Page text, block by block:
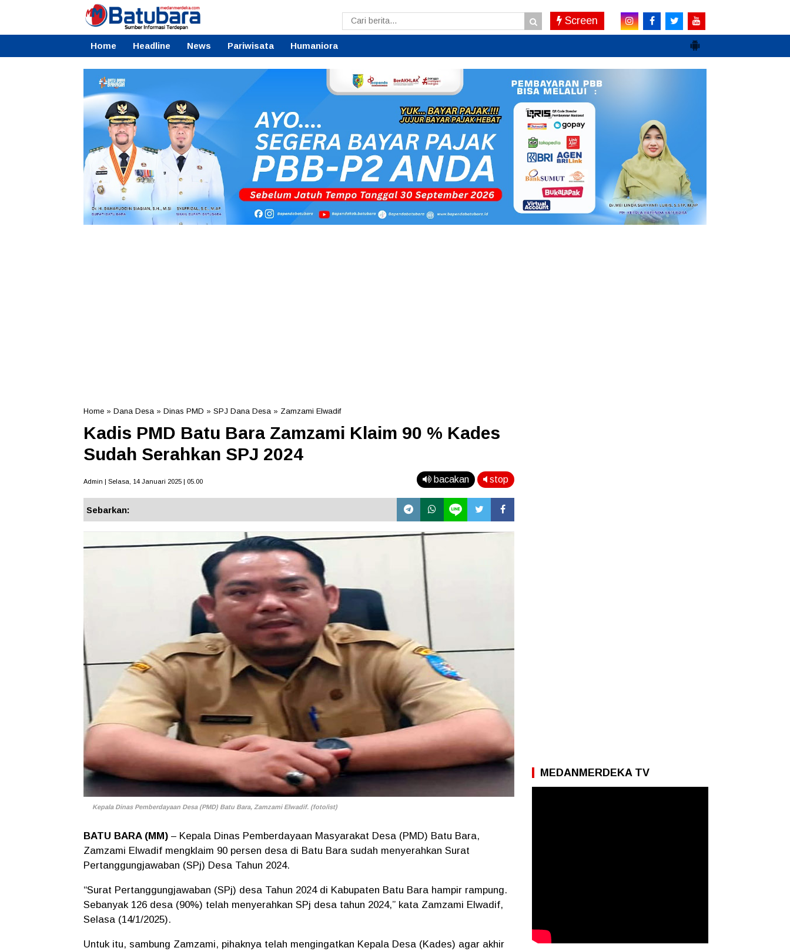
Screen
Home Headline News Pariwisata Humaniora
Home » Dana Desa » Dinas PMD » SPJ Dana Desa » Zamzami Elwadif
Kadis PMD Batu Bara Zamzami Klaim 90 % Kades
Sudah Serahkan SPJ 2024
Admin | Selasa, 14 Januari 2025 | 05.00 bacakan stop
Sebarkan:
Kepala Dinas Pemberdayaan Desa (PMD) Batu Bara, Zamzami Elwadif. (foto/ist)
BATU BARA (MM) – Kepala Dinas Pemberdayaan Masyarakat Desa (PMD) Batu Bara,
Zamzami Elwadif mengklaim 90 persen desa di Batu Bara sudah menyerahkan Surat
Pertanggungjawaban (SPj) Desa Tahun 2024.
“Surat Pertanggungjawaban (SPj) desa Tahun 2024 di Kabupaten Batu Bara hampir rampung.
Sebanyak 126 desa (90%) telah menyerahkan SPj desa tahun 2024,” kata Zamzami Elwadif,
Selasa (14/1/2025).
Untuk itu, sambung Zamzami, pihaknya telah mengingatkan Kepala Desa (Kades) agar akhir
MEDANMERDEKA TV